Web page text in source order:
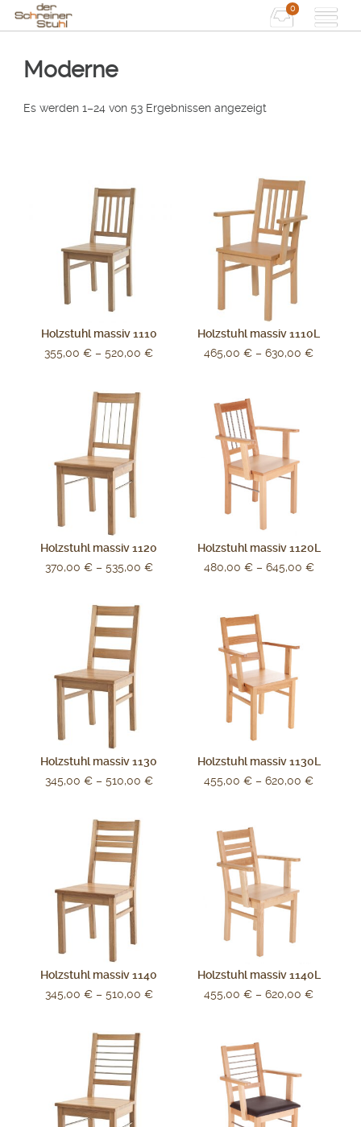
0
Moderne
Es werden 1–24 von 53 Ergebnissen angezeigt
Holzstuhl massiv 1110
355,00€ –520,00€
Holzstuhl massiv 1110L
465,00€ –630,00€
Holzstuhl massiv 1120
370,00 €– 535,00 €
Holzstuhl massiv 1120L
480,00 €– 645,00 €
Holzstuhl massiv 1130
345,00 €– 510,00 €
Holzstuhl massiv 1130L
455,00€ –620,00€
Holzstuhl massiv 1140
345,00 €– 510,00 €
Holzstuhl massiv 1140L
455,00€ –620,00€